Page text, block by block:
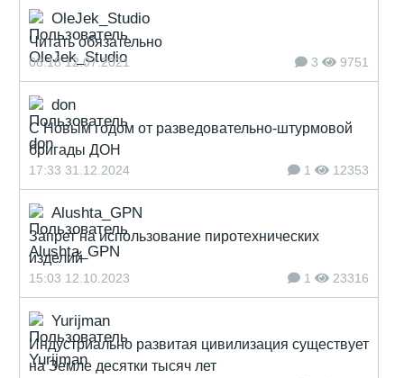
OleJek_Studio
Читать обязательно
08:18 12.07.2021 3 9751
don
С Новым годом от разведовательно-штурмовой
бригады ДОН
17:33 31.12.2024 1 12353
Alushta_GPN
Запрет на использование пиротехнических
изделий
15:03 12.10.2023 1 23316
Yurijman
Индустриально развитая цивилизация существует
на Земле десятки тысяч лет